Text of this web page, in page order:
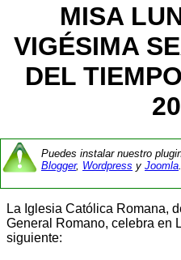
MISA
VIGÉSIMA
DEL
Puedes instalar nuestro
Blogger, Wordpress y Joomla.
La Iglesia Católica Romana,
General Romano, celebra en
siguiente: